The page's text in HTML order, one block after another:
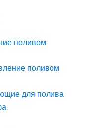
поливом
поливом
для полива